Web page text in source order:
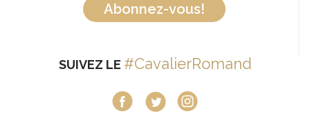
Abonnez-vous!
SUIVEZ LE #CavalierRomand